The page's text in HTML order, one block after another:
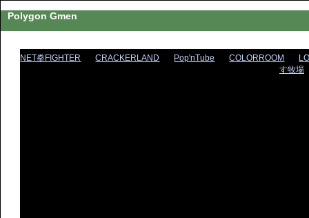
Polygon Gmen
NET拳FIGHTER CRACKERLAND Pop'nTube COLORROOM
す牧場